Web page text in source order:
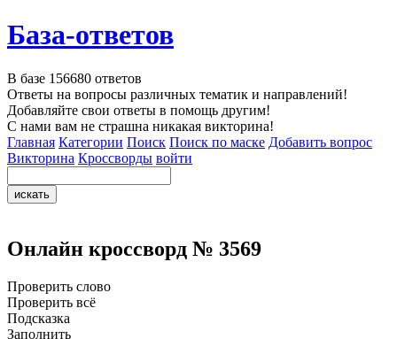
База-ответов
В базе 156680 ответов
Ответы на вопросы различных тематик и направлений!
Добавляйте свои ответы в помощь другим!
С нами вам не страшна никакая викторина!
Главная Категории Поиск Поиск по маске Добавить вопрос
Викторина Кроссворды войти
Онлайн кроссворд № 3569
Проверить слово
Проверить всё
Подсказка
Заполнить